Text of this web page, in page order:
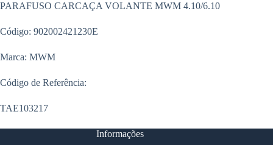
PARAFUSO CARCAÇA VOLANTE MWM 4.10/6.10
Código: 902002421230E
Marca: MWM
Código de Referência:
TAE103217
Informações